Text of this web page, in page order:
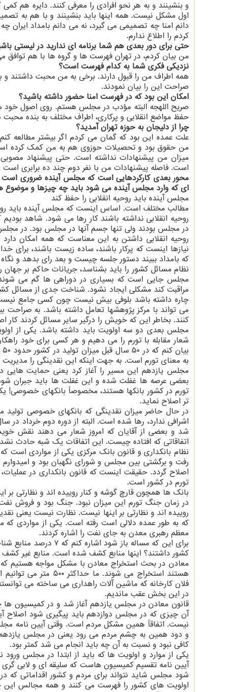
اول مشکل نیست. همه اینها باید بنشینند و با هم به
دانم امنا چه تصمیمی می گیرد، نه می دانم بامداد ایران
کردم را اطلاع ندارم.
حتی برای دور بعدی هم شما برنامه ای ندارید در لیستی
من بیان کردم، در تهران فهرست ها و گروه ها با هم توافق
نزدیکی فکری شما به کدام فهرست است؟
همه اطراف من را قبول دارند. برخی به من محبت داشتند و
صراحت این را بیان نمودند.
امکان این بود که در فهرست امنا حضور داشته باشید؟
صریح اللهجه البته مؤدب در مجلس هستم. روی اصول
حفظ مواضع انقلابی و پرکاری، اطراف مختلف به بنده محبت
چرا از دلیجان به حوزه تهران آمدید؟
علت عمده این بود که گمان می کردم اگر بیشتر مطالعه
من حقوق بود و تحصیلات حوزوی هم به من کمک کرده
میزان من پیشنهادات نداشته است. حتی پیشنهاد
است. فاصله پیشنهادات من با نفر دوم چند ده برابری است یعنی اگر پیشنهادات
محور بعدی کارکردهایی است که مجلس آینده ضروری است
ای که وارد مجلس آینده می شود باید چه چیزها و موضوع
مجلس آینده باید روحیه انقلابی را حفظ کند
مطالب مختلف است. اساس اینست که مجلس آینده باید
روحیه انقلابی نداشته باشند کار رها می شود. شاهد
در مجلس بودند ولی تنها جسم آنها در مجلس بود. در مجلس
روحیه انقلابی داشتن به این معناست که همه امکان
نیازها اینست که پرکار باشند، ساده زیست باشند، برای
که بامداد ببیند دستور جلسه چیست و بعد رای بدهد و
نظام مسائل کشور را باید بشناسد، جریانات حاکم بر
مجلس جایی است که بسیاری در دوراهی ها گم می
مراقبت کند مشکلی ایجاد نشود. شناخت جدی از مسائل
چاره داشته باشد بلوفی بیش نیست چون کسی جامع
می تواند با مرکز پژوهشها تعامل داشته باشد. به صراحت
کنند. بخاطر این که خویش را درگیر سایر مسائل کردند
مجلس بعدی دو سه اولویت باید داشته باشد. یکی از
شعار مقابله با تورم را می دهیم و هر کسی برای خود
به معنای تورم است. به جهت اینکه این نقدینگی را مدیریت
مجلس یازدهم این مسیر را آغاز کرد یعنی حمایت
بعضی عرصه ها غفلت شده و این غفلت ها باید جبران
تورم در کشور بانکها هستند، مخصوصاً بانکهای خصوصی!
تر اصلاح نماید.
در حال حاضر میزان نقدینگی که بانکهای خصوصی تولید
شد و بعضی از آقایان که امروز شعار می دهند نقش خویش
اتفاقاتی که افتاده چیست. این اتفاقات یک شبه حادث
نظام بانکداری و قانون بانک مرکزی یکی از مواردی
رفت و برگشتی بین مجلس و شورای نگهبان بود و امیدوارم
اصلاح گردد. حقیقت اینست که قانون بانکداری در
تورم در کشور است.
بانک ها همچون قارچ گوشه و کنار روییده اند و نظارتی بر
در زمان جنگ تورم این میزان نبود. جنگ بود و فروش نفت
روییده اند و نظارتی بر اینها نیست. نظارت نیست یعنی
که به طور عمده دلالی است رفته است. یکی از مواردی که
معظم رهبری معدن به جای نفت را اشاره کردند.
برای این که مساله
کشور داشتند؟ اینها منابع کشف شده است. منابع غیر
هستند استخراج می
فلان کارخانه که ماشین آلات راهداری می ساخته می
در این بخش عقب ماندیم.
قانون معادن در مجلس یازدهم آغاز شد و در کمیسیون
آن چیزی که در مجلس دوازدهم باید پیگیری شود اصلاح
نیست. اتفاقاً همین مشکل مردم است. وقتی آیین نامه
و دود همین به چشم مردم می رود یعنی در مجلس یازدهم
کافی نبود و نسبت به آن چه باید انجام می شد کمتر بود.
یکی از موارد و اولویت ها که باید از ابتدا در مجلس
آیین نامه تقسیم کمیسیون هاست که سلیقه ای و لابی
شود مجلس شاید نتواند برای مردم و کشور اقداماتی
اولویت های کشور را فهرست می کنند و همه مجالس